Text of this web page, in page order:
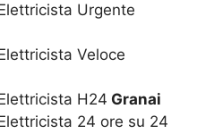
Urgente
Veloce
H24 Granai
24 ore su 24